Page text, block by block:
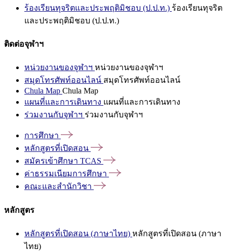
ร้องเรียนทุจริตและประพฤติมิชอบ (ป.ป.ท.) ร้องเรียนทุจริต
และประพฤติมิชอบ (ป.ป.ท.)
ติดต่อจุฬาฯ
หน่วยงานของจุฬาฯ หน่วยงานของจุฬาฯ
สมุดโทรศัพท์ออนไลน์ สมุดโทรศัพท์ออนไลน์
Chula Map Chula Map
แผนที่และการเดินทาง แผนที่และการเดินทาง
ร่วมงานกับจุฬาฯ ร่วมงานกับจุฬาฯ
การศึกษา
หลักสูตรที่เปิดสอน
สมัครเข้าศึกษา TCAS
ค่าธรรมเนียมการศึกษา
คณะและสำนักวิชา
หลักสูตร
หลักสูตรที่เปิดสอน (ภาษาไทย) หลักสูตรที่เปิดสอน (ภาษา
ไทย)